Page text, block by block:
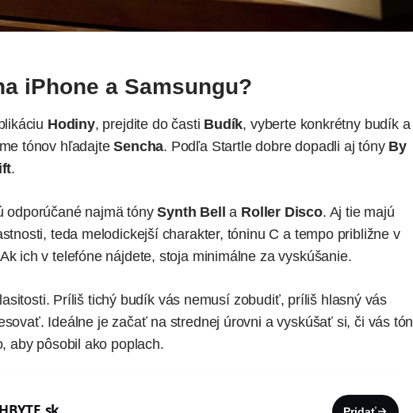
iPhone a Samsungu?
Hodiny, prejdite do časti Budík, vyberte konkrétny budík a
tónov hľadajteSencha. Podľa Startle dobre dopadli aj tóny By
.
odporúčané najmä tónySynth Bell a Roller Disco. Aj tie majú
teda melodickejší charakter, tóninu C a tempo približne v
ich v telefóne nájdete, stoja minimálne za vyskúšanie.
Príliš tichý budík vás nemusí zobudiť, príliš hlasný vás
Ideálne je začať na strednej úrovni a vyskúšať si, či vás tón
aby pôsobil ako poplach.